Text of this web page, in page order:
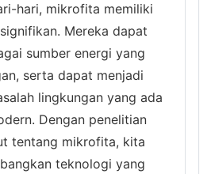
hari, mikrofita memiliki
Mereka dapat
sumber energi yang
serta dapat menjadi
lingkungan yang ada
Dengan penelitian
tentang mikrofita, kita
teknologi yang